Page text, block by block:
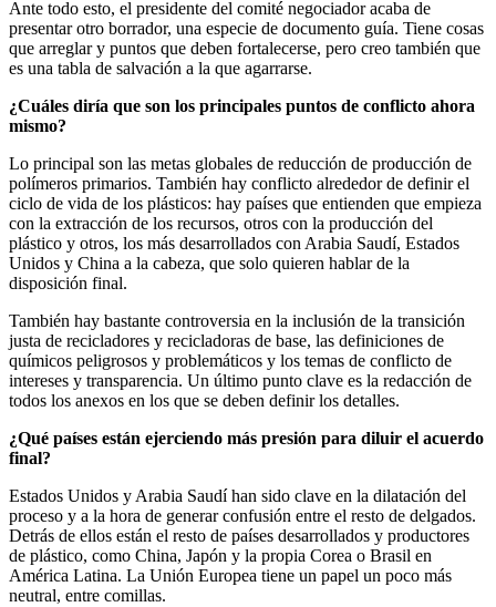
Ante todo esto, el presidente del comité negociador acaba de
presentar otro borrador, una especie de documento guía. Tiene cosas
que arreglar y puntos que deben fortalecerse, pero creo también que
es una tabla de salvación a la que agarrarse.
¿Cuáles diría que son los principales puntos de conflicto ahora
mismo?
Lo principal son las metas globales de reducción de producción de
polímeros primarios. También hay conflicto alrededor de definir el
ciclo de vida de los plásticos: hay países que entienden que empieza
con la extracción de los recursos, otros con la producción del
plástico y otros, los más desarrollados con Arabia Saudí, Estados
Unidos y China a la cabeza, que solo quieren hablar de la
disposición final.
También hay bastante controversia en la inclusión de la transición
justa de recicladores y recicladoras de base, las definiciones de
químicos peligrosos y problemáticos y los temas de conflicto de
intereses y transparencia. Un último punto clave es la redacción de
todos los anexos en los que se deben definir los detalles.
¿Qué países están ejerciendo más presión para diluir el acuerdo
final?
Estados Unidos y Arabia Saudí han sido clave en la dilatación del
proceso y a la hora de generar confusión entre el resto de delgados.
Detrás de ellos están el resto de países desarrollados y productores
de plástico, como China, Japón y la propia Corea o Brasil en
América Latina. La Unión Europea tiene un papel un poco más
neutral, entre comillas.